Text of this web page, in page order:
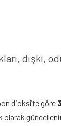
dışkı,
dioksite göre